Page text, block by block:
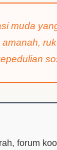
muda
forum